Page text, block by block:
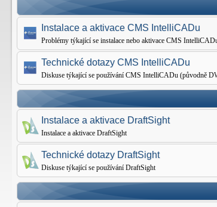
Instalace a aktivace CMS IntelliCADu
Problémy týkající se instalace nebo aktivace CMS
Technické dotazy CMS IntelliCADu
Diskuse týkající se používání CMS IntelliCADu (původně
Instalace a aktivace DraftSight
Instalace a aktivace DraftSight
Technické dotazy DraftSight
Diskuse týkající se používání DraftSight